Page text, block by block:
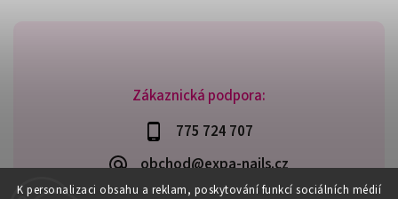
K personalizaci obsahu a reklam, poskytování funkcí sociálních médií
Zákaznická podpora:
775 724 707
obchod@expa-nails.cz